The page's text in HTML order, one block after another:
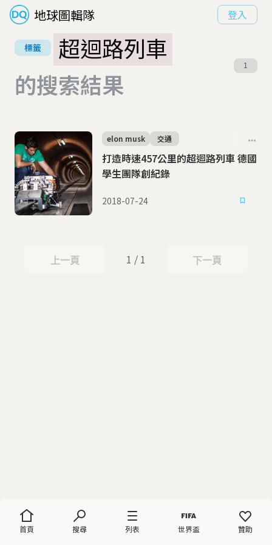
地球圖輯隊 登入
首頁 搜尋 列表 世界盃 贊助
標籤
超迴路列車
的搜索結果
1
打造時速457公里的超迴路列車 德國
學生團隊創紀錄
elon musk 交通
2018-07-24
上一頁
上一頁 1 / 1 下一頁
下一頁